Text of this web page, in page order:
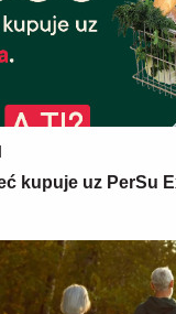
kupuje uz PerSu